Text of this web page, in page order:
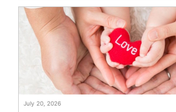
July 20, 2026